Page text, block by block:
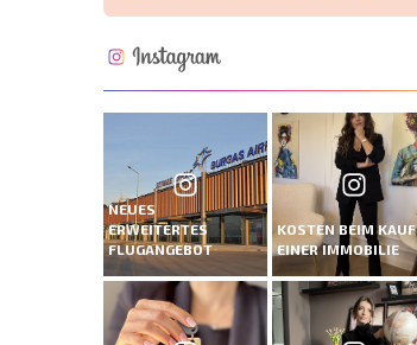
NEUES
ERWEITERTES
FLUGANGEBOT
KOSTEN BEIM KAUF
EINER IMMOBILIE